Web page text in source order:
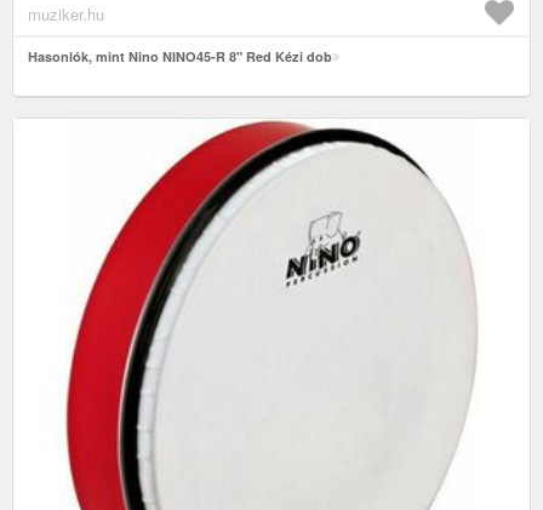
muziker.hu
Hasonlók, mint Nino NINO45-R 8" Red Kézi dob